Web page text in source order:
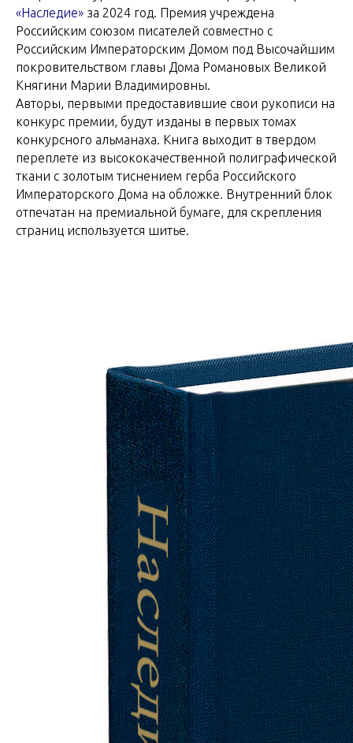
«Наследие» за 2024 год. Премия учреждена
Российским союзом писателей совместно с
Российским Императорским Домом под Высочайшим
покровительством главы Дома Романовых Великой
Княгини Марии Владимировны.
Авторы, первыми предоставившие свои рукописи на
конкурс премии, будут изданы в первых томах
конкурсного альманаха. Книга выходит в твердом
переплете из высококачественной полиграфической
ткани с золотым тиснением герба Российского
Императорского Дома на обложке. Внутренний блок
отпечатан на премиальной бумаге, для скрепления
страниц используется шитье.